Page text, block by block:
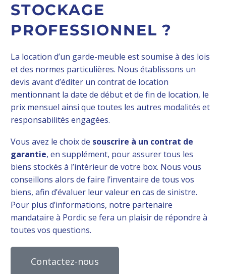
STOCKAGE
PROFESSIONNEL ?
La location d’un garde-meuble est soumise à des lois
et des normes particulières. Nous établissons un
devis avant d’éditer un contrat de location
mentionnant la date de début et de fin de location, le
prix mensuel ainsi que toutes les autres modalités et
responsabilités engagées.
Vous avez le choix de souscrire à un contrat de
garantie, en supplément, pour assurer tous les
biens stockés à l’intérieur de votre box. Nous vous
conseillons alors de faire l’inventaire de tous vos
biens, afin d’évaluer leur valeur en cas de sinistre.
Pour plus d’informations, notre partenaire
mandataire à Pordic se fera un plaisir de répondre à
toutes vos questions.
Contactez-nous